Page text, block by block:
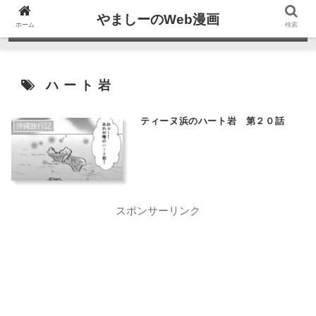
ハート岩
沖縄旅行記 ティーヌ浜のハート岩 第２０話
スポンサーリンク
ホーム やましーのWeb漫画 検索